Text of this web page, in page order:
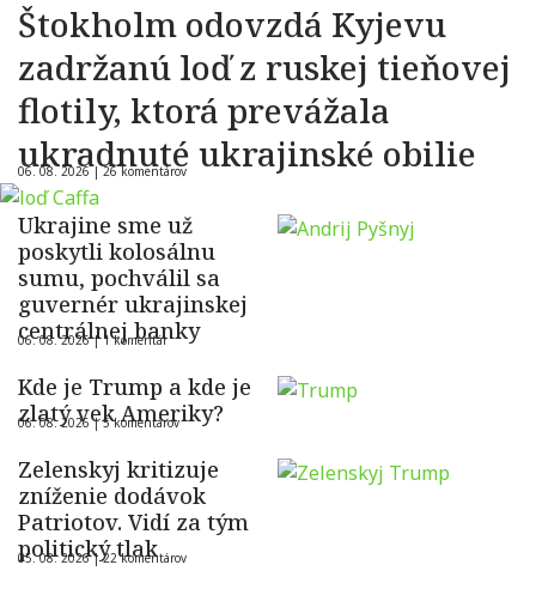
Štokholm odovzdá Kyjevu
zadržanú loď z ruskej tieňovej
flotily, ktorá prevážala
ukradnuté ukrajinské obilie
06. 08. 2026 |26 komentárov
Ukrajine sme už
poskytli kolosálnu
sumu, pochválil sa
guvernér ukrajinskej
centrálnej banky
06. 08. 2026 |1 komentár
Kde je Trump a kde je
zlatý vek Ameriky?
06. 08. 2026 |5 komentárov
Zelenskyj kritizuje
zníženie dodávok
Patriotov. Vidí za tým
politický tlak
05. 08. 2026 |22 komentárov